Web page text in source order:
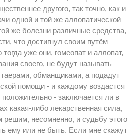
другого, так точно, как и
одной и той же аллопатической
же болезни различные средства,
что достигнул своим путём
уже они, гомеопат и аллопат,
своего, не будут называть
гаерами, обманщиками, а подадут
помощи - и каждому воздастся
- заключается ли в
какая-либо лекарственная сила,
решим, несомненно, и судьбу этого
ему или не быть. Если мне скажут